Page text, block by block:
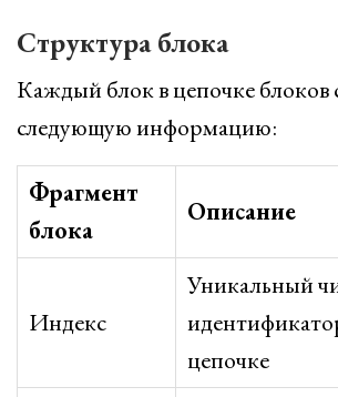
Структура блока
Каждый блок в цепочке блоков
следующую информацию:
Фрагмент
блока
Описание
Индекс
Уникальный
цепочке